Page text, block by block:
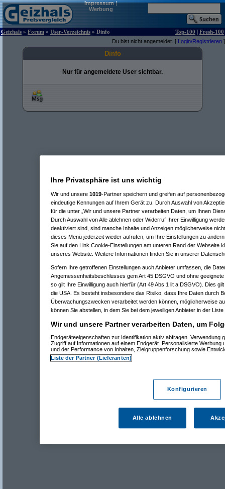
Impressum|
Werbung
Geizhals » Forum » User-Verzeichnis » Dinfo Top-100 | Fresh-100
Du bist nicht angemeldet. [ Login/Registrieren ]
Dinfo
Nur für angemeldete User sichtbar.
Ihre Privatsphäre ist uns wichtig
Wir und unsere 1019-Partner speichern und greifen auf
eindeutige Kennungen auf Ihrem Gerät zu. Durch Auswahl von
für die unter „Wir und unsere Partner verarbeiten Daten, um Ihnen
Durch Auswahl von Alle ablehnen oder Widerruf Ihrer Einwilligung
deaktiviert sind, sind manche Inhalte und Anzeigen möglicherweise
dieses Menü jederzeit wieder aufrufen, um Ihre Einstellungen zu
Sie auf den Link Cookie-Einstellungen am unteren Rand der Webseite
unseres Website. Weitere Informationen finden Sie in unserer
Sofern Ihre getroffenen Einstellungen auch Anbieter umfassen, die
Angemessenheitsbeschlusses gem Art 45 DSGVO und ohne
so gilt Ihre Einwilligung auch hierfür (Art 49 Abs 1 lit a DSGVO). Dies
die USA. Es besteht insbesondere das Risiko, dass Ihre Daten durch
Überwachungszwecken verarbeitet werden können, möglicherweise
können Sie abstellen, in dem Sie bei dem jeweiligen Anbieter in der
Wir und unsere Partner verarbeiten Daten, um
Endgeräteeigenschaften zur Identifikation aktiv abfragen. Verwendung
Zugriff auf Informationen auf einem Endgerät. Personalisierte Werbung
und der Performance von Inhalten, Zielgruppenforschung sowie
Liste der Partner (Lieferanten)
Konfigurieren
Alle ablehnen